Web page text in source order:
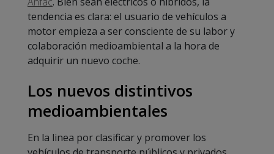
tendencia es clara: el usuario de vehículos a
motor empieza a ser consciente de su labor y
colaboración medioambiental a la hora de
adquirir un nuevo coche.
Los nuevos distintivos
medioambientales
En la linea por clasificar y promover los